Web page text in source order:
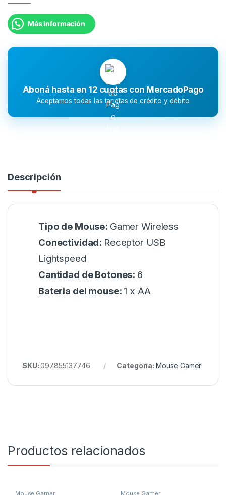
Más información
Aboná hasta en 12 cuotas con MercadoPago
Aceptamos todas las tarjetas de crédito y débito
Descripción
Tipo de Mouse: Gamer Wireless
Conectividad: Receptor USB
Lightspeed
Cantidad de Botones: 6
Bateria del mouse:1 x AA
SKU:097855137746 Categoría: Mouse Gamer
Productos relacionados
Mouse Gamer Mouse Gamer